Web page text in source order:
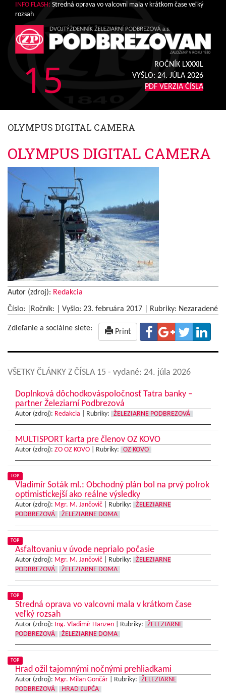
INFO FLASH: Stredná oprava vo valcovni mala v krátkom čase veľký
rozsah
15
ROČNÍK LXXXIL
VYŠLO: 24. JÚLA 2026
PDF VERZIA ČÍSLA
OLYMPUS DIGITAL CAMERA
OLYMPUS DIGITAL CAMERA
Autor (zdroj): Redakcia
Číslo: |Ročník: | Vyšlo: 23. februára 2017 Rubriky: Nezaradené
Zdieľanie a sociálne siete: Print
VŠETKY ČLÁNKY Z ČÍSLA 15 - vydané: 24. júla 2026
Doplnková dôchodkováspoločnosť Tatra banky –
partner Železiarní Podbrezová
Autor (zdroj): Redakcia Rubriky: ŽELEZIARNE PODBREZOVÁ
MULTISPORT karta pre členov OZ KOVO
Autor (zdroj): ZO OZ KOVO Rubriky: OZ KOVO
TOP
Vladimír Soták ml.: Obchodný plán bol na prvý polrok
optimistickejší ako reálne výsledky
Autor (zdroj): Mgr. M. Jančovič Rubriky:
ŽELEZIARNE
PODBREZOVÁ
ŽELEZIARNE DOMA
TOP
Asfaltovaniu v úvode neprialo počasie
Autor (zdroj): Mgr. M. Jančovič Rubriky:
ŽELEZIARNE
PODBREZOVÁ
ŽELEZIARNE DOMA
TOP
Stredná oprava vo valcovni mala v krátkom čase
veľký rozsah
Autor (zdroj): Ing. Vladimír Hanzen Rubriky:
ŽELEZIARNE
PODBREZOVÁ
ŽELEZIARNE DOMA
TOP
Hrad ožil tajomnými nočnými prehliadkami
Autor (zdroj): Mgr. Milan Gončár Rubriky:
ŽELEZIARNE
PODBREZOVÁ
HRAD ĽUPČA